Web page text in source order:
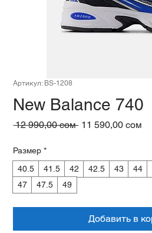
Артикул: BS-1208
New Balance 740
12 990,00 сом Обычная
11 590,00 сом
Размер *
40.5
41.5 42 42.5 43 44
47
47.5 49
Добавить в